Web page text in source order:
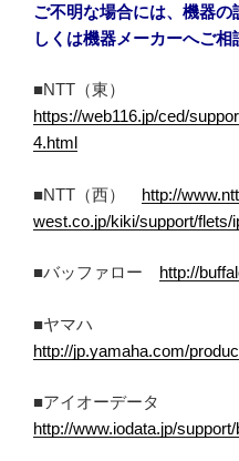
ご不明な場合には、機器
しくは機器メーカーへご相
■NTT（東）
https://web116.jp/ced/
4.html
■NTT（西） http://
west.co.jp/kiki/support/flets/
■バッファロー http://
■ヤマハ
http://jp.yamaha.com/
■アイオーデータ
http://www.iodata.jp/